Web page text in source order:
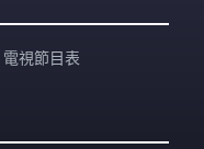
電視節目表